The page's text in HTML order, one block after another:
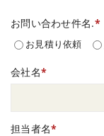
お問い合わせ件名.*
お見積り依頼
会社名*
担当者名*